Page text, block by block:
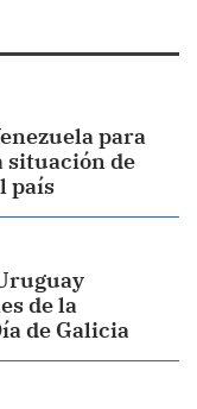
para
situación de
país
de la
de Galicia